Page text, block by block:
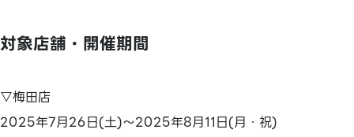
対象店舗・開催期間
▽梅田店
2025年7月26日(土)～2025年8月11日(月・祝)